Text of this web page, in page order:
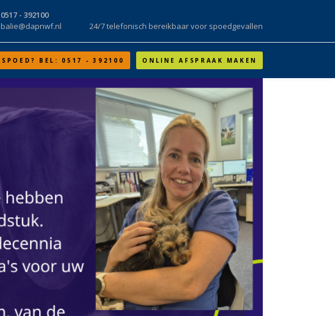
0517 - 392100
balie@dapnwf.nl
24/7 telefonisch bereikbaar voor spoedgevallen
SPOED? BEL: 0517 - 392100 ONLINE AFSPRAAK MAKEN